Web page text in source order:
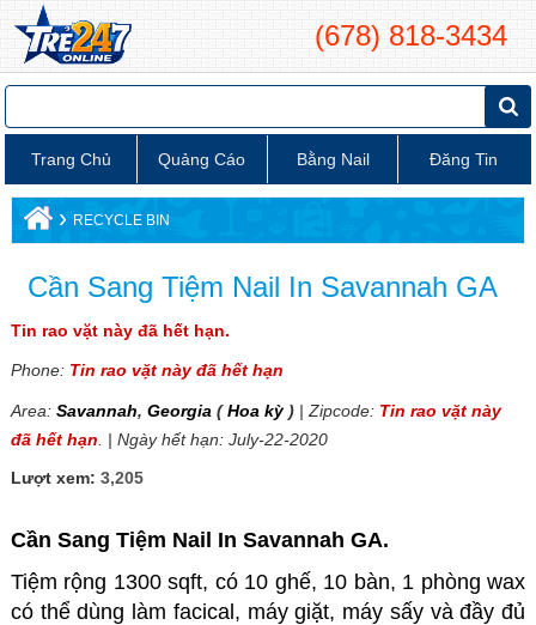
(678) 818-3434
Trang Chủ Quảng Cáo Bằng Nail Đăng Tin
› RECYCLE BIN
Cần Sang Tiệm Nail In Savannah GA
Tin rao vặt này đã hết hạn.
Phone: Tin rao vặt này đã hết hạn
Area: Savannah, Georgia (Hoa kỳ)| Zipcode: Tin rao vặt này
đã hết hạn . | Ngày hết hạn: July-22-2020
Lượt xem: 3,205
Cần Sang Tiệm Nail In Savannah GA.
Tiệm rộng 1300 sqft, có 10 ghế, 10 bàn, 1 phòng wax
có thể dùng làm facical, máy giặt, máy sấy và đầy đủ